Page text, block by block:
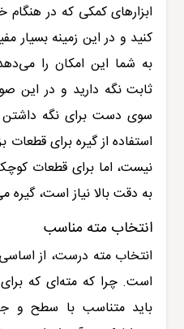
ابزارهای کمکی که در هنگام
کنید و در این زمینه بسیار
به شما این امکان را
ثابت نگه دارید و در این
سوی دست برای نگه داشتن
استفاده از گیره برای
نیست، اما برای قطعات
به دقت بالا نیاز است، گیره
انتخاب مته مناسب
انتخاب مته درست، از
است. چرا که مته‌ای که
باید متناسب با سطح و